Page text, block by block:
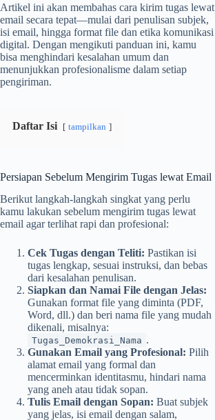
Artikel ini akan membahas cara kirim tugas lewat
email secara tepat—mulai dari penulisan subjek,
isi email, hingga format file dan etika komunikasi
digital. Dengan mengikuti panduan ini, kamu
bisa menghindari kesalahan umum dan
menunjukkan profesionalisme dalam setiap
pengiriman.
Daftar Isi tampilkan
Persiapan Sebelum Mengirim Tugas lewat Email
Berikut langkah-langkah singkat yang perlu
kamu lakukan sebelum mengirim tugas lewat
email agar terlihat rapi dan profesional:
Cek Tugas dengan Teliti: Pastikan isi
tugas lengkap, sesuai instruksi, dan bebas
dari kesalahan penulisan.
Siapkan dan Namai File dengan Jelas:
Gunakan format file yang diminta (PDF,
Word, dll.) dan beri nama file yang mudah
dikenali, misalnya:
Tugas_Demokrasi_Nama .
Gunakan Email yang Profesional: Pilih
alamat email yang formal dan
mencerminkan identitasmu, hindari nama
yang aneh atau tidak sopan.
Tulis Email dengan Sopan: Buat subjek
yang jelas, isi email dengan salam,